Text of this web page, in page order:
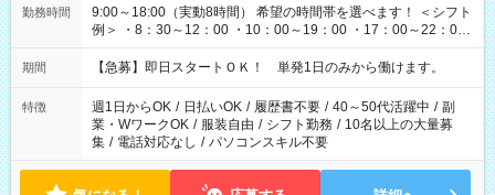
勤務時間
9:00～18:00（実動8時間） 希望の時間帯を選べます！ ＜シフト
例＞ ・8：30～12：00 ・10：00～19：00 ・17：00～22：00
・13：00～22：00 ・22：00～翌6：00 など
期間 【急募】即日スタートＯＫ！ 単発1日のみから働けます。
特徴 週1日からOK / 日払いOK / 履歴書不要 / 40～50代活躍中 / 副
業・WワークOK / 服装自由 / シフト勤務 / 10名以上の大量募
集 / 電話対応なし / パソコンスキル不要